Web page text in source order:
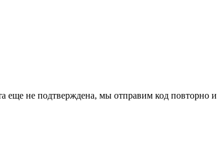
еще не подтверждена, мы отправим код повторно